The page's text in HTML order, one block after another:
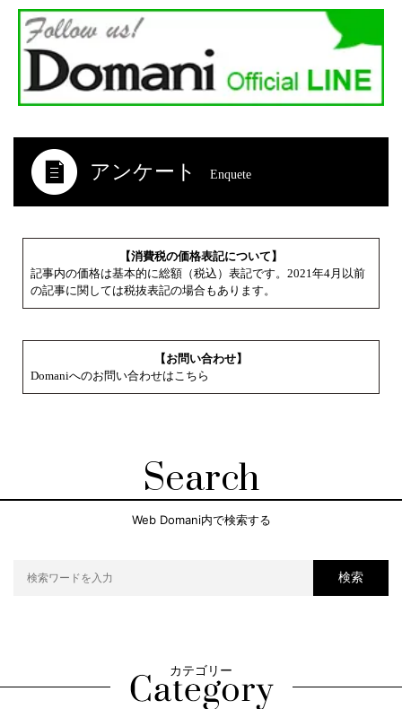
アンケート Enquete
【消費税の価格表記について】
記事内の価格は基本的に総額（税込）表記です。2021年4月以前
の記事に関しては税抜表記の場合もあります。
【お問い合わせ】
Domaniへのお問い合わせはこちら
Search
Web Domani内で検索する
検索
カテゴリー